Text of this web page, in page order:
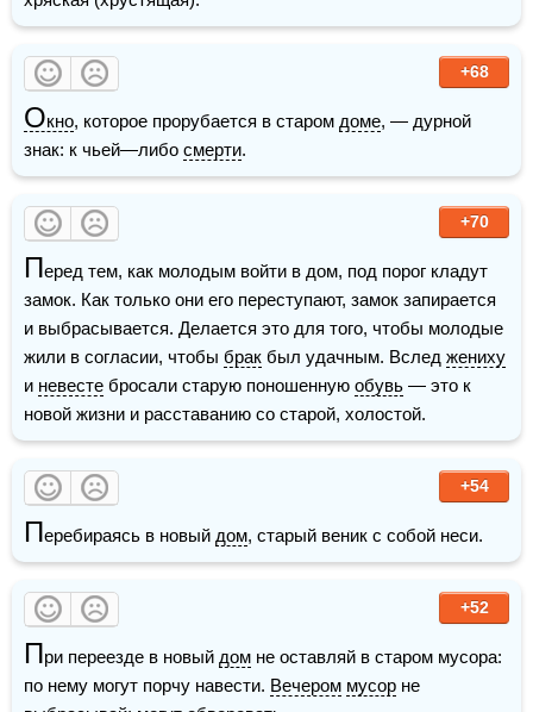
+68
Окно, которое прорубается в старом доме, — дурной
знак: к чьей—либо смерти.
+70
Перед тем, как молодым войти в дом, под порог кладут
замок. Как только они его переступают, замок запирается
и выбрасывается. Делается это для того, чтобы молодые
жили в согласии, чтобы брак был удачным. Вслед жениху
и невесте бросали старую поношенную обувь — это к
новой жизни и расставанию со старой, холостой.
+54
Перебираясь в новый дом, старый веник с собой неси.
+52
При переезде в новый дом не оставляй в старом мусора:
по нему могут порчу навести. Вечером мусор не